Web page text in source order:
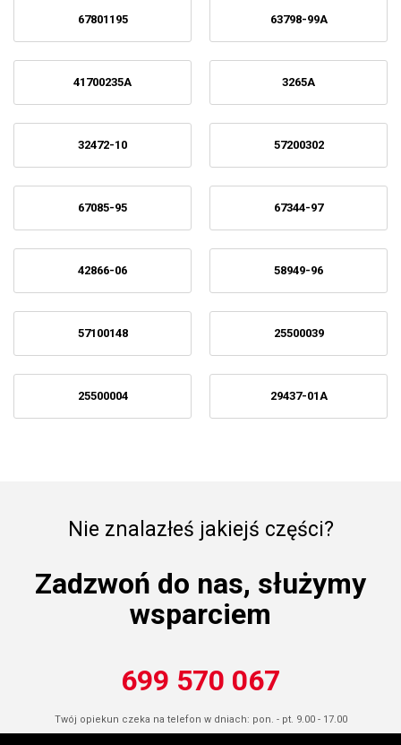
67801195 63798-99A
41700235A 3265A
32472-10 57200302
67085-95 67344-97
42866-06 58949-96
57100148 25500039
25500004 29437-01A
Nie znalazłeś jakiejś części?
Zadzwoń do nas, służymy
wsparciem
699 570 067
Twój opiekun czeka na telefon w dniach: pon. - pt. 9.00 - 17.00